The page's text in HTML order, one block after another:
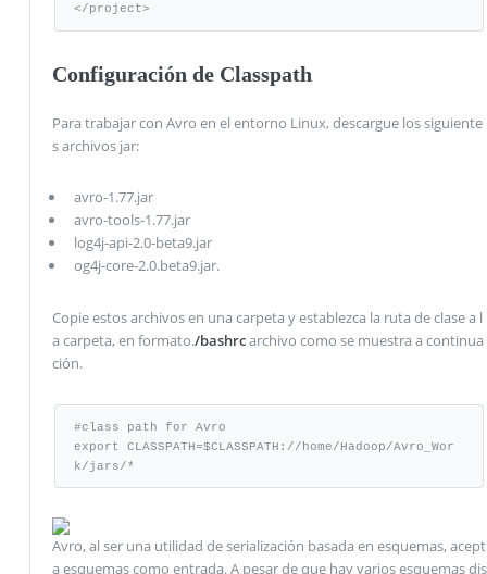
</project>
Configuración de Classpath
Para trabajar con Avro en el entorno Linux, descargue los siguiente
s archivos jar:
avro-1.77.jar
avro-tools-1.77.jar
log4j-api-2.0-beta9.jar
og4j-core-2.0.beta9.jar.
Copie estos archivos en una carpeta y establezca la ruta de clase a l
a carpeta, en formato./bashrcarchivo como se muestra a continua
ción.
#class path for Avro
export CLASSPATH=$CLASSPATH://home/Hadoop/Avro_Wor
k/jars/*
Avro, al ser una utilidad de serialización basada en esquemas, acept
a esquemas como entrada. A pesar de que hay varios esquemas dis